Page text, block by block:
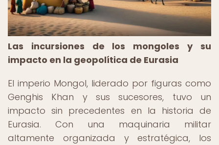
Las incursiones de los mongoles y su
impacto en la geopolítica de Eurasia
El imperio Mongol, liderado por figuras como
Genghis Khan y sus sucesores, tuvo un
impacto sin precedentes en la historia de
Eurasia. Con una maquinaria militar
altamente organizada y estratégica, los